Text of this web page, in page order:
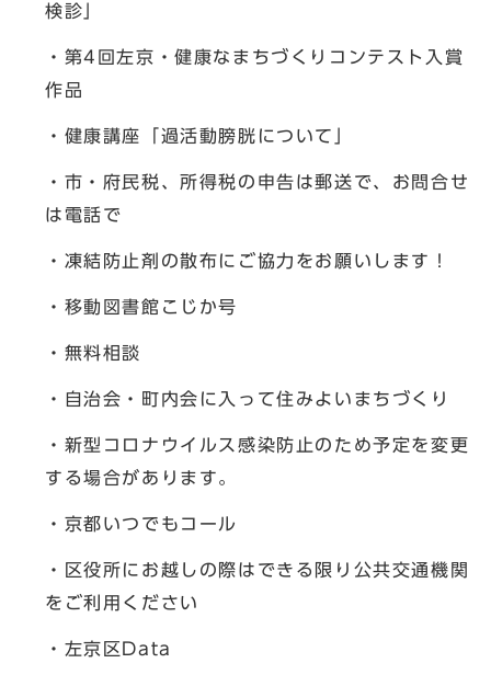
検診」
・第4回左京・健康なまちづくりコンテスト入賞
作品
・健康講座「過活動膀胱について」
・市・府民税、所得税の申告は郵送で、お問合せ
は電話で
・凍結防止剤の散布にご協力をお願いします！
・移動図書館こじか号
・無料相談
・自治会・町内会に入って住みよいまちづくり
・新型コロナウイルス感染防止のため予定を変更
する場合があります。
・京都いつでもコール
・区役所にお越しの際はできる限り公共交通機関
をご利用ください
・左京区Data